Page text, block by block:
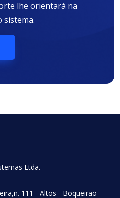
lhe orientará na
sistema.
Ltda.
111 - Altos - Boqueirão